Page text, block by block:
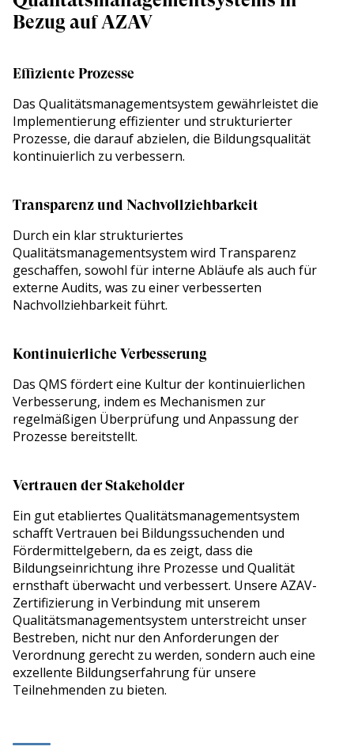
Bezug auf AZAV
Effiziente Prozesse
Das Qualitätsmanagementsystem gewährleistet die
Implementierung effizienter und strukturierter
Prozesse, die darauf abzielen, die Bildungsqualität
kontinuierlich zu verbessern.
Transparenz und Nachvollziehbarkeit
Durch ein klar strukturiertes
Qualitätsmanagementsystem wird Transparenz
geschaffen, sowohl für interne Abläufe als auch für
externe Audits, was zu einer verbesserten
Nachvollziehbarkeit führt.
Kontinuierliche Verbesserung
Das QMS fördert eine Kultur der kontinuierlichen
Verbesserung, indem es Mechanismen zur
regelmäßigen Überprüfung und Anpassung der
Prozesse bereitstellt.
Vertrauen der Stakeholder
Ein gut etabliertes Qualitätsmanagementsystem
schafft Vertrauen bei Bildungssuchenden und
Fördermittelgebern, da es zeigt, dass die
Bildungseinrichtung ihre Prozesse und Qualität
ernsthaft überwacht und verbessert. Unsere AZAV-
Zertifizierung in Verbindung mit unserem
Qualitätsmanagementsystem unterstreicht unser
Bestreben, nicht nur den Anforderungen der
Verordnung gerecht zu werden, sondern auch eine
exzellente Bildungserfahrung für unsere
Teilnehmenden zu bieten.